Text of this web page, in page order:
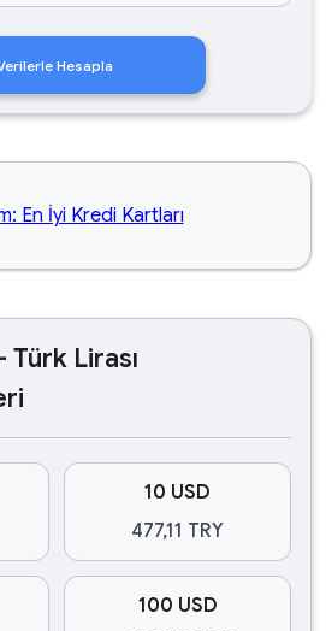
Hesapla
Lirası
10 USD
477,11 TRY
100 USD